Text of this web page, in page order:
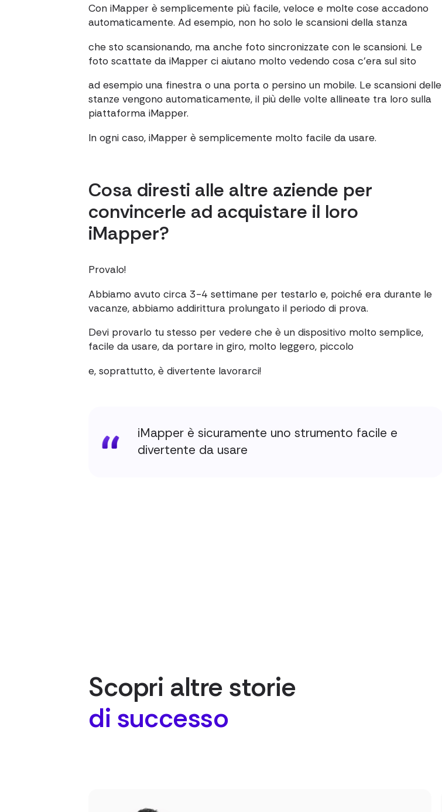
Con iMapper è semplicemente più facile, veloce e molte cose accadono
automaticamente. Ad esempio, non ho solo le scansioni della stanza
che sto scansionando, ma anche foto sincronizzate con le scansioni. Le
foto scattate da iMapper ci aiutano molto vedendo cosa c'era sul sito
ad esempio una finestra o una porta o persino un mobile. Le scansioni delle
stanze vengono automaticamente, il più delle volte allineate tra loro sulla
piattaforma iMapper.
In ogni caso, iMapper è semplicemente molto facile da usare.
Cosa diresti alle altre aziende per
convincerle ad acquistare il loro
iMapper?
Provalo!
Abbiamo avuto circa 3-4 settimane per testarlo e, poiché era durante le
vacanze, abbiamo addirittura prolungato il periodo di prova.
Devi provarlo tu stesso per vedere che è un dispositivo molto semplice,
facile da usare, da portare in giro, molto leggero, piccolo
e, soprattutto, è divertente lavorarci!
iMapper è sicuramente uno strumento facile e
divertente da usare
Scopri altre storie
di successo